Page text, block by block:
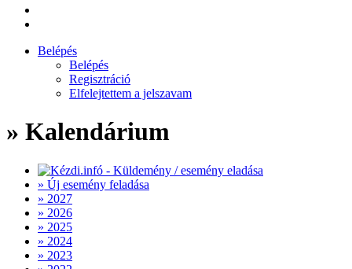
Belépés
Belépés
Regisztráció
Elfelejtettem a jelszavam
» Kalendárium
» Új esemény feladása
» 2027
» 2026
» 2025
» 2024
» 2023